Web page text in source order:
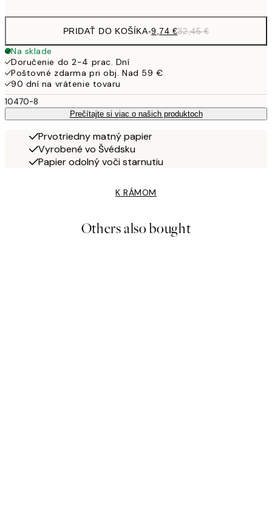
PRIDAŤ DO KOŠÍKA-9,74 €32,45 €
Na sklade
Doručenie do 2-4 prac. Dní
Poštovné zdarma pri obj. Nad 59 €
90 dní na vrátenie tovaru
10470-8
Prečítajte si viac o našich produktoch
Prvotriedny matný papier
Vyrobené vo Švédsku
Papier odolný voči starnutiu
K RÁMOM
Others also bought